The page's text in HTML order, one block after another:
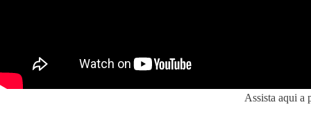
Assista aqui a